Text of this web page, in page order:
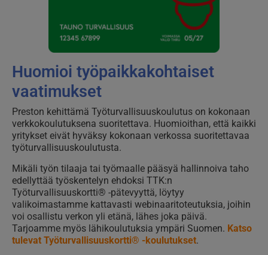
Huomioi työpaikkakohtaiset
vaatimukset
Preston kehittämä Työturvallisuuskoulutus on kokonaan
verkkokoulutuksena suoritettava. Huomioithan, että kaikki
yritykset eivät hyväksy kokonaan verkossa suoritettavaa
työturvallisuuskoulutusta.
Mikäli työn tilaaja tai työmaalle pääsyä hallinnoiva taho
edellyttää työskentelyn ehdoksi TTK:n
Työturvallisuuskortti® -pätevyyttä, löytyy
valikoimastamme kattavasti webinaaritoteutuksia, joihin
voi osallistu verkon yli etänä, lähes joka päivä.
Tarjoamme myös lähikoulutuksia ympäri Suomen. Katso
tulevat Työturvallisuuskortti® -koulutukset.